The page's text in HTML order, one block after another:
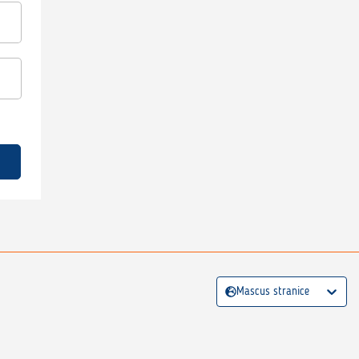
Mascus stranice